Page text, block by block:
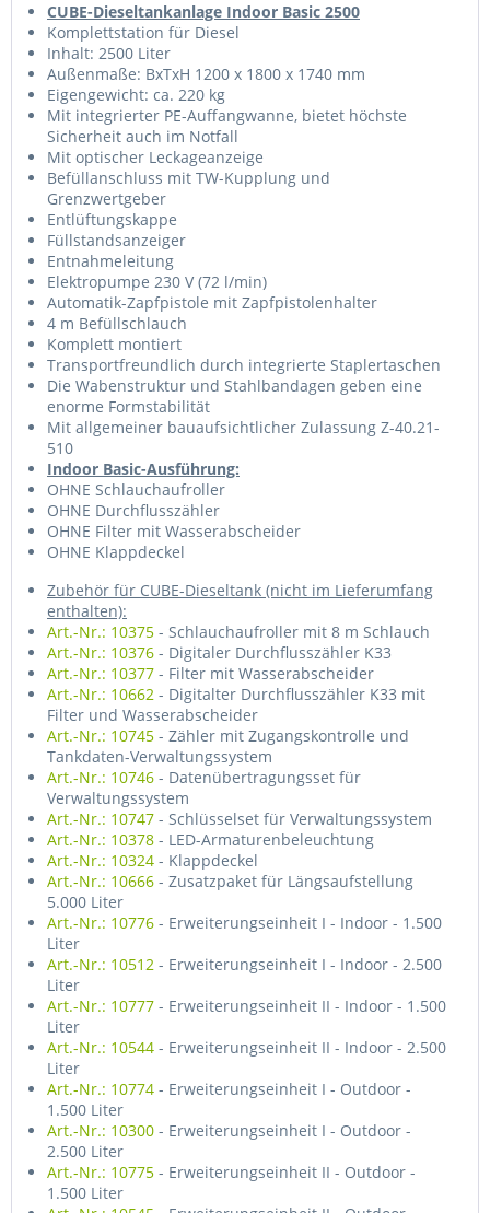
CUBE-Dieseltankanlage Indoor Basic 2500
Komplettstation für Diesel
Inhalt: 2500 Liter
Außenmaße: BxTxH 1200 x 1800 x 1740 mm
Eigengewicht: ca. 220 kg
Mit integrierter PE-Auffangwanne, bietet höchste
Sicherheit auch im Notfall
Mit optischer Leckageanzeige
Befüllanschluss mit TW-Kupplung und
Grenzwertgeber
Entlüftungskappe
Füllstandsanzeiger
Entnahmeleitung
Elektropumpe 230 V (72 l/min)
Automatik-Zapfpistole mit Zapfpistolenhalter
4 m Befüllschlauch
Komplett montiert
Transportfreundlich durch integrierte Staplertaschen
Die Wabenstruktur und Stahlbandagen geben eine
enorme Formstabilität
Mit allgemeiner bauaufsichtlicher Zulassung Z-40.21-
510
Indoor Basic-Ausführung:
OHNE Schlauchaufroller
OHNE Durchflusszähler
OHNE Filter mit Wasserabscheider
OHNE Klappdeckel
Zubehör für CUBE-Dieseltank (nicht im Lieferumfang
enthalten):
Art.-Nr.: 10375 - Schlauchaufroller mit 8 m Schlauch
Art.-Nr.: 10376 - Digitaler Durchflusszähler K33
Art.-Nr.: 10377 - Filter mit Wasserabscheider
Art.-Nr.: 10662 - Digitalter Durchflusszähler K33 mit
Filter und Wasserabscheider
Art.-Nr.: 10745 - Zähler mit Zugangskontrolle und
Tankdaten-Verwaltungssystem
Art.-Nr.: 10746 - Datenübertragungsset für
Verwaltungssystem
Art.-Nr.: 10747 - Schlüsselset für Verwaltungssystem
Art.-Nr.: 10378 - LED-Armaturenbeleuchtung
Art.-Nr.: 10324 - Klappdeckel
Art.-Nr.: 10666 - Zusatzpaket für Längsaufstellung
5.000 Liter
Art.-Nr.: 10776 - Erweiterungseinheit I - Indoor - 1.500
Liter
Art.-Nr.: 10512 - Erweiterungseinheit I - Indoor - 2.500
Liter
Art.-Nr.: 10777 - Erweiterungseinheit II - Indoor - 1.500
Liter
Art.-Nr.: 10544 - Erweiterungseinheit II - Indoor - 2.500
Liter
Art.-Nr.: 10774 - Erweiterungseinheit I - Outdoor -
1.500 Liter
Art.-Nr.: 10300 - Erweiterungseinheit I - Outdoor -
2.500 Liter
Art.-Nr.: 10775 - Erweiterungseinheit II - Outdoor -
1.500 Liter